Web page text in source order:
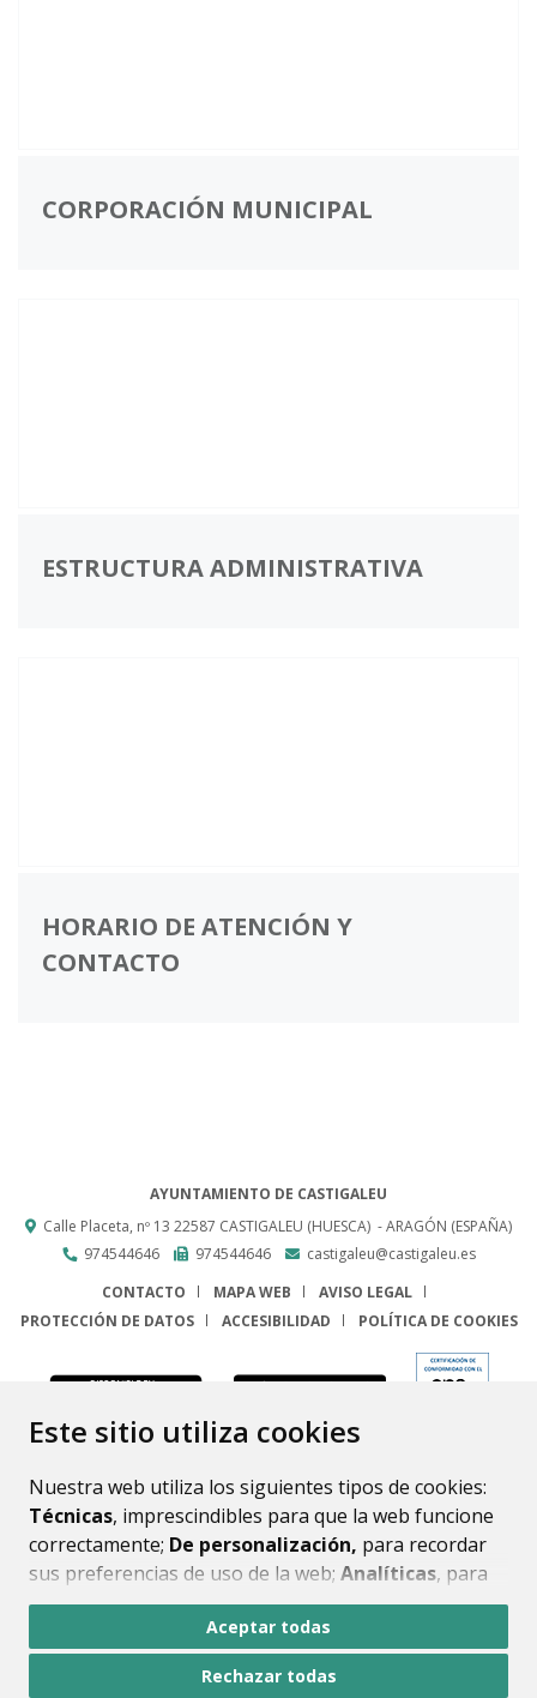
Este sitio utiliza cookies
Nuestra web utiliza los siguientes tipos de cookies:
Técnicas, imprescindibles para que la web funcione
correctamente; De personalización, para recordar
sus preferencias de uso de la web; Analíticas, para
mejorar el funcionamiento de la web y sus servicios.
Si acepta pulsando el botón“Aceptar todas”
consideramos que acepta su uso. Si pulsa el botón
Aceptar todas
Rechazar todas
CORPORACIÓN MUNICIPAL
ESTRUCTURA ADMINISTRATIVA
HORARIO DE ATENCIÓN Y
CONTACTO
AYUNTAMIENTO DE CASTIGALEU
Calle Placeta, nº 13 22587 CASTIGALEU (HUESCA) - ARAGÓN (ESPAÑA)
974544646
974544646
castigaleu@castigaleu.es
CONTACTO
MAPA WEB
AVISO LEGAL
PROTECCIÓN DE DATOS
ACCESIBILIDAD POLÍTICA DE COOKIES